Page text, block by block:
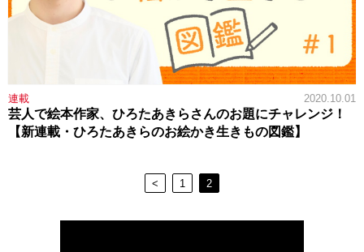
連載 2020.10.01
芸人で絵本作家、ひろたあきらさんのお題にチャレンジ！
【新連載・ひろたあきらのお絵かき生きもの図鑑】
< 1 2